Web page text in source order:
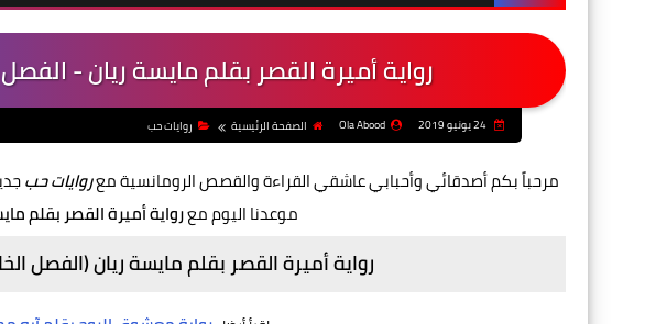
رواية أميرة القصر بقلم مايسة ريان -
24 يونيو 2019 Ola Abood الصفحة الرئيسية روايات حب
مرحباً بكم أصدقائي وأحبابي عاشقي القراءة والقصص الرومانسية معروايات حب
موعدنا اليوم معرواية أميرة القصر بقلم
رواية أميرة القصر بقلم مايسة ريان (الفصل